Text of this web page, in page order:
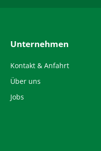
Unternehmen
Kontakt & Anfahrt
Über uns
Jobs